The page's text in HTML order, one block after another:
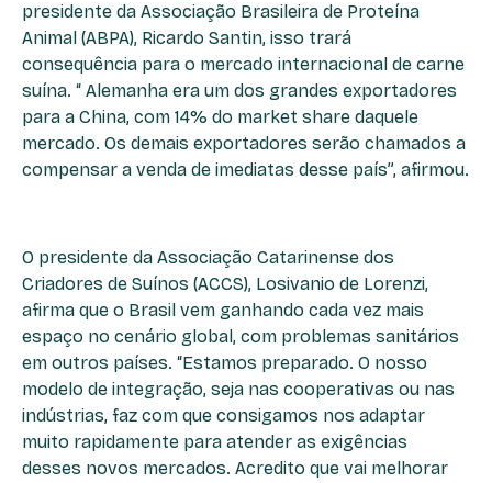
presidente da Associação Brasileira de Proteína
Animal (ABPA), Ricardo Santin, isso trará
consequência para o mercado internacional de carne
suína. “ Alemanha era um dos grandes exportadores
para a China, com 14% do market share daquele
mercado. Os demais exportadores serão chamados a
compensar a venda de imediatas desse país”, afirmou.
O presidente da Associação Catarinense dos
Criadores de Suínos (ACCS), Losivanio de Lorenzi,
afirma que o Brasil vem ganhando cada vez mais
espaço no cenário global, com problemas sanitários
em outros países. “Estamos preparado. O nosso
modelo de integração, seja nas cooperativas ou nas
indústrias, faz com que consigamos nos adaptar
muito rapidamente para atender as exigências
desses novos mercados. Acredito que vai melhorar